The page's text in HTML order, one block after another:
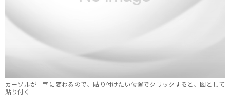
カーソルが十字に変わるので、貼り付けたい位置でクリックすると、図として
貼り付く